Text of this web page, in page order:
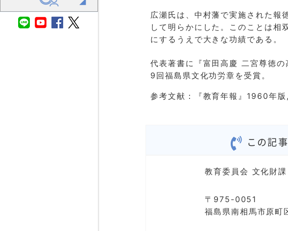
広瀬氏は、中村藩で実施された報
して明らかにした。このことは相
にするうえで大きな功績である。
代表著書に『富田高慶 二宮尊徳
9回福島県文化功労章を受賞。
参考文献：『教育年報』1960年
この記
教育委員会 文化財
〒975-0051
福島県南相馬市原町